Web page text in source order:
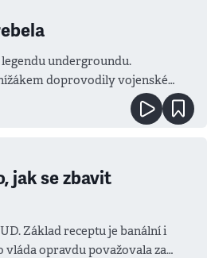
undergroundu.
doprovodily vojenské
jak se zbavit
Základ receptu je banální i
vláda opravdu považovala za